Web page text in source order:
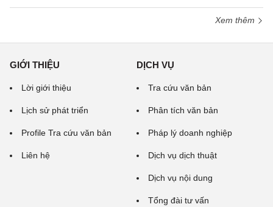
Xem thêm
GIỚI THIỆU
Lời giới thiệu
Lịch sử phát triển
Profile Tra cứu văn bản
Liên hệ
DỊCH VỤ
Tra cứu văn bản
Phân tích văn bản
Pháp lý doanh nghiệp
Dịch vụ dịch thuật
Dịch vụ nội dung
Tổng đài tư vấn